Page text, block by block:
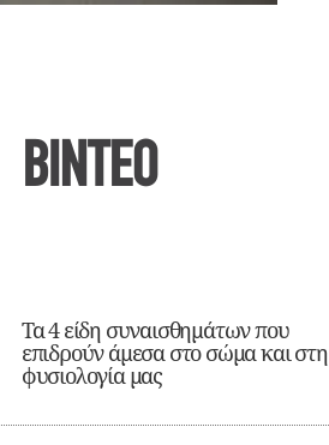
ΒΙΝΤΕΟ
Τα 4 είδη συναισθημάτων που
επιδρούν άμεσα στο σώμα και στη
φυσιολογία μας